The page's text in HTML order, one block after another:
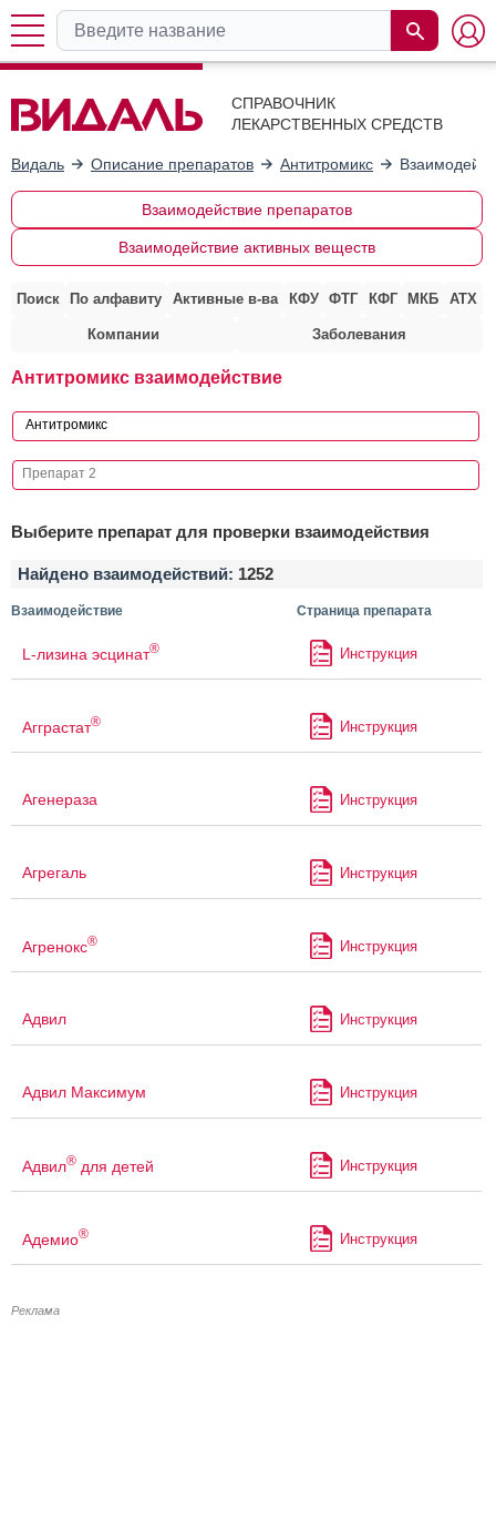
СПРАВОЧНИК
ЛЕКАРСТВЕННЫХ СРЕДСТВ
Видаль Описание препаратов Антитромикс
Взаимодействие препаратов
Взаимодействие активных веществ
Поиск По алфавиту Активные в-ва КФУ ФТГ КФГ МКБ АТХ
Компании Заболевания
Антитромикс взаимодействие
Выберите препарат для проверки взаимодействия
Найдено взаимодействий: 1252
Взаимодействие Страница препарата
L-лизина эсцинат® Инструкция
Агграстат® Инструкция
Агенераза Инструкция
Агрегаль Инструкция
Агренокс® Инструкция
Адвил Инструкция
Адвил Максимум Инструкция
Адвил® для детей Инструкция
Адемио® Инструкция
Реклама